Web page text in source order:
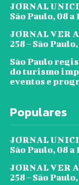
JORNAL
São Paulo, 08 a
JORNAL VER
258 – São
São Paulo
do turismo
eventos e
Populares
JORNAL
São Paulo, 08 a
JORNAL VER
258 – São